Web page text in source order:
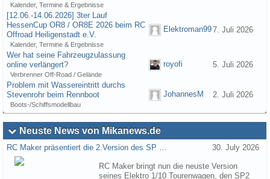
Kalender, Termine & Ergebnisse
[12.06.-14.06.2026] 3ter Lauf
HessenCup OR8 / OR8E 2026 beim RC
Offroad Heiligenstadt e.V.
Kalender, Termine & Ergebnisse
Elektroman997. Juli 2026
Wer hat seine Fahrzeugzulassung
online verlängert?
Verbrenner Off-Road / Gelände
royofi 5. Juli 2026
Problem mit Wassereintritt durchs
Stevenrohr beim Rennboot
Boots-/Schiffsmodellbau
JohannesM 2. Juli 2026
Neuste News von Mikanews.de
RC Maker präsentiert die 2.Version des SP … 30. July 2026
RC Maker bringt nun die neuste Version
seines Elektro 1/10 Tourenwagen, den SP2